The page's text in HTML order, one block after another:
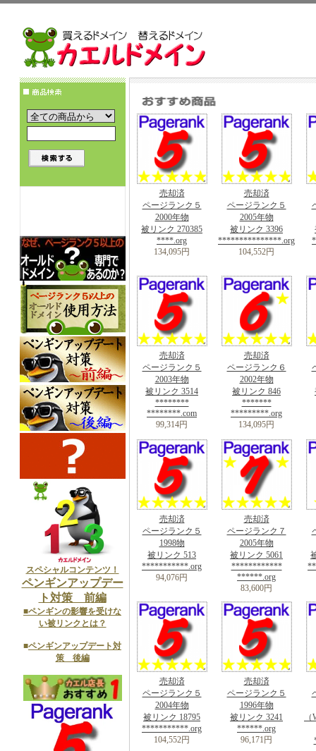
スペシャルコンテンツ！
ペンギンアップデー
ト対策 前編
■ペンギンの影響を受けな
い被リンクとは？
■ペンギンアップデート対
策 後編
売却済
ページランク５
2000年物
被リンク 270385
****.org
134,095円
売却済
ページランク５
2005年物
被リンク 3396
***************.org
104,552円
売却済
ページランク５
2003年物
被リンク 3514
********
********.com
99,314円
売却済
ページランク６
2002年物
被リンク 846
*******
*********.org
134,095円
売却済
ページランク５
1998物
被リンク 513
***********.org
94,076円
売却済
ページランク７
2005年物
被リンク 5061
************
******.org
83,600円
売却済
ページランク５
2004年物
被リンク 18795
***********.org
104,552円
売却済
ページランク５
1996年物
被リンク 3241
******.org
96,171円